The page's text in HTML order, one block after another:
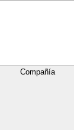
Compañía